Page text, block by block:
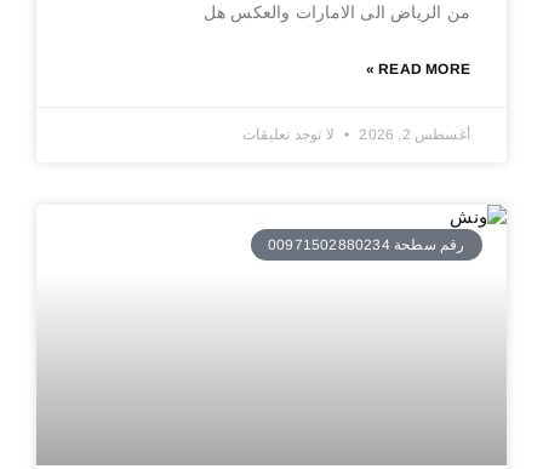
من الرياض الى الامارات والعكس هل
READ MORE »
أغسطس 2, 2026 لا توجد تعليقات
رقم سطحة 00971502880234